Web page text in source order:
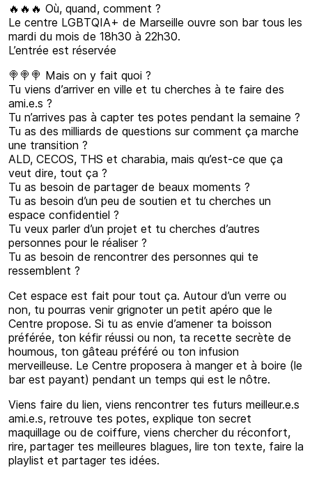
🔥🔥🔥 Où, quand, comment ?
Le centre LGBTQIA+ de Marseille ouvre son bar tous les
mardi du mois de 18h30 à 22h30.
L’entrée est réservée
🍭🍭🍭 Mais on y fait quoi ?
Tu viens d’arriver en ville et tu cherches à te faire des
ami.e.s ?
Tu n’arrives pas à capter tes potes pendant la semaine ?
Tu as des milliards de questions sur comment ça marche
une transition ?
ALD, CECOS, THS et charabia, mais qu’est-ce que ça
veut dire, tout ça ?
Tu as besoin de partager de beaux moments ?
Tu as besoin d’un peu de soutien et tu cherches un
espace confidentiel ?
Tu veux parler d’un projet et tu cherches d’autres
personnes pour le réaliser ?
Tu as besoin de rencontrer des personnes qui te
ressemblent ?
Cet espace est fait pour tout ça. Autour d’un verre ou
non, tu pourras venir grignoter un petit apéro que le
Centre propose. Si tu as envie d’amener ta boisson
préférée, ton kéfir réussi ou non, ta recette secrète de
houmous, ton gâteau préféré ou ton infusion
merveilleuse. Le Centre proposera à manger et à boire (le
bar est payant) pendant un temps qui est le nôtre.
Viens faire du lien, viens rencontrer tes futurs meilleur.e.s
ami.e.s, retrouve tes potes, explique ton secret
maquillage ou de coiffure, viens chercher du réconfort,
rire, partager tes meilleures blagues, lire ton texte, faire la
playlist et partager tes idées.